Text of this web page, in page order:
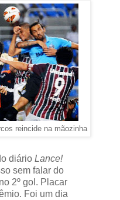
reincide na mãozinha
diário Lance!
sem falar do
2º gol. Placar
Foi um dia